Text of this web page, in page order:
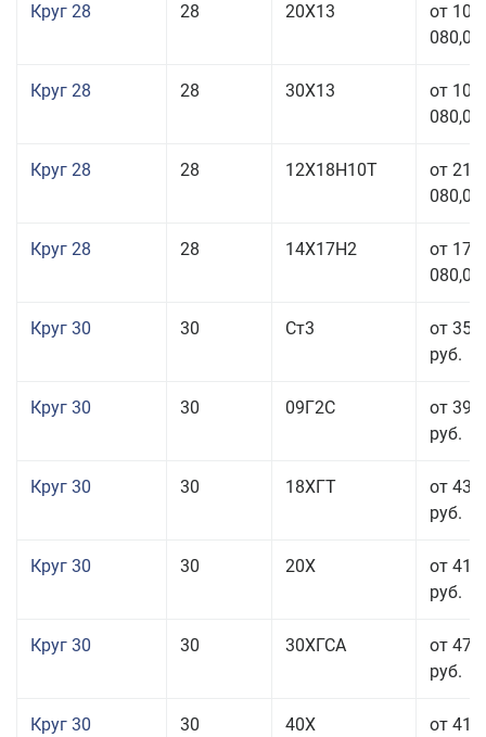
Круг 28 28 20Х13
от 103
080,00
Круг 28 28 30Х13
от 103
080,00
Круг 28 28 12Х18Н10Т
от 210
080,00
Круг 28 28 14Х17Н2
от 179
080,00
Круг 30 30 Ст3
от 35
руб.
Круг 30 30 09Г2С
от 39
руб.
Круг 30 30 18ХГТ
от 43
руб.
Круг 30 30 20Х
от 41
руб.
Круг 30 30 30ХГСА
от 47
руб.
Круг 30 30 40Х
от 41